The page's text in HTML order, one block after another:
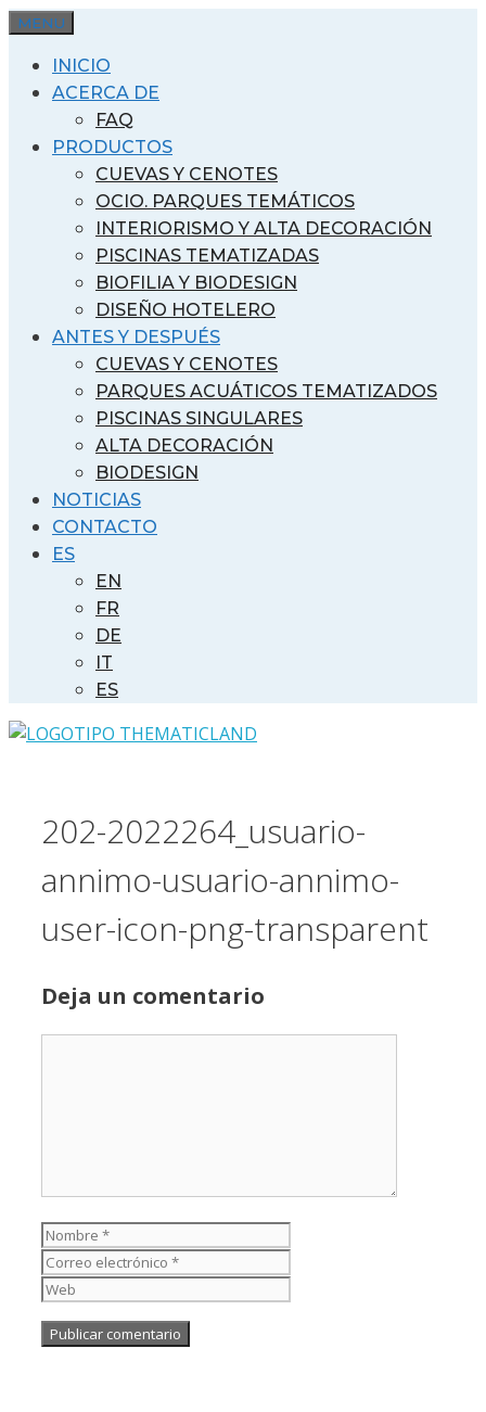
Saltar
contenido
MENU
INICIO
ACERCA DE
FAQ
PRODUCTOS
CUEVAS Y CENOTES
OCIO. PARQUES TEMÁTICOS
INTERIORISMO Y ALTA DECORACIÓN
PISCINAS TEMATIZADAS
BIOFILIA Y BIODESIGN
DISEÑO HOTELERO
ANTES Y DESPUÉS
CUEVAS Y CENOTES
PARQUES ACUÁTICOS TEMATIZADOS
PISCINAS SINGULARES
ALTA DECORACIÓN
BIODESIGN
NOTICIAS
CONTACTO
ES
EN
FR
DE
IT
ES
202-2022264_usuario-
annimo-usuario-annimo-
user-icon-png-transparent
Deja un comentario
Nombre